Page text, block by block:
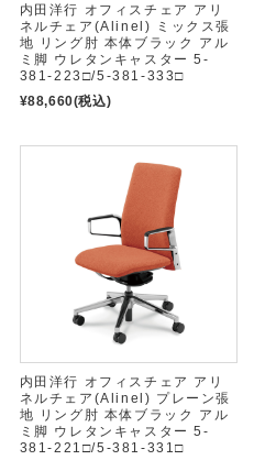
内田洋行 オフィスチェア アリ
ネルチェア(Alinel) ミックス張
地 リング肘 本体ブラック アル
ミ脚 ウレタンキャスター 5-
381-223□/5-381-333□
¥88,660(税込)
内田洋行 オフィスチェア アリ
ネルチェア(Alinel) プレーン張
地 リング肘 本体ブラック アル
ミ脚 ウレタンキャスター 5-
381-221□/5-381-331□